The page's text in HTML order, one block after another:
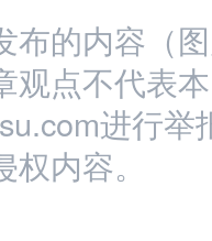
布的内容（
观点不代表
进行
内容。